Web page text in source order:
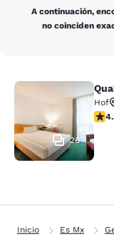
A continuación,
no coinciden
Quality
26
Hof
Inicio Es Mx